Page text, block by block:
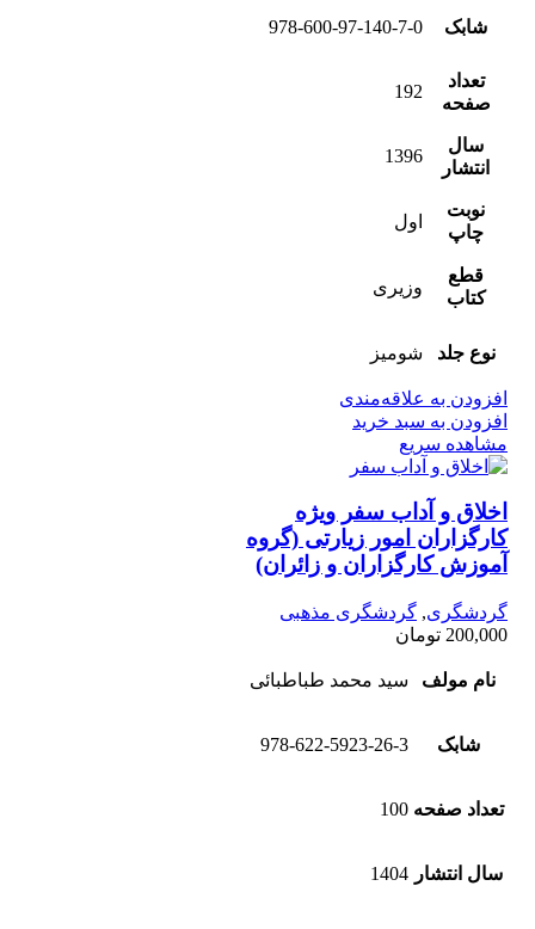
شابک 978-600-97-140-7-0
تعداد
صفحه
192
سال
انتشار
1396
نوبت
چاپ
اول
قطع
کتاب
وزیری
نوع جلد شومیز
افزودن به علاقه‌مندی
افزودن به سبد خرید
مشاهده سریع
اخلاق و آداب سفر ویژه
کارگزاران امور زیارتی (گروه
آموزش کارگزاران و زائران)
گردشگری, گردشگری مذهبی
200,000 تومان
نام مولف سید محمد طباطبائی
شابک 978-622-5923-26-3
تعداد صفحه 100
سال انتشار 1404